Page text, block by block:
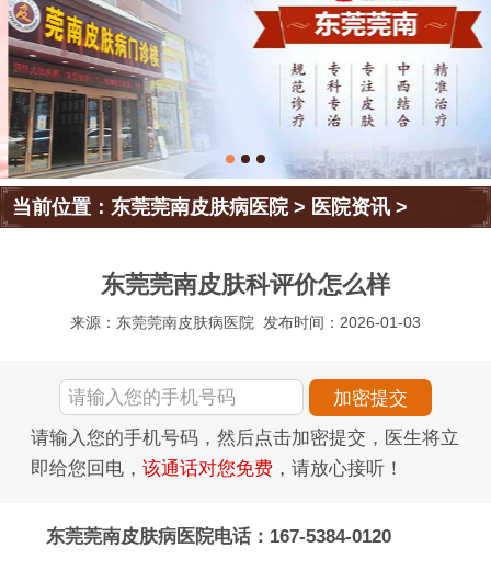
当前位置：东莞莞南皮肤病医院> 医院资讯 >
东莞莞南皮肤科评价怎么样
来源：东莞莞南皮肤病医院 发布时间：2026-01-03
请输入您的手机号码，然后点击加密提交，医生将立
即给您回电， 该通话对您免费 ，请放心接听！
东莞莞南皮肤病医院电话：167-5384-0120